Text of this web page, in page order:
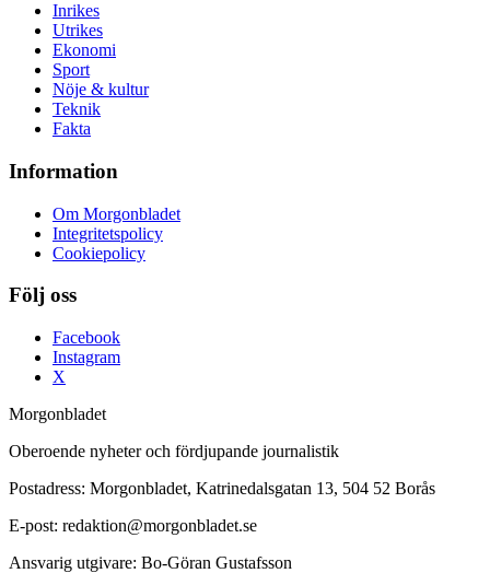
Inrikes
Utrikes
Ekonomi
Sport
Nöje & kultur
Teknik
Fakta
Information
Om Morgonbladet
Integritetspolicy
Cookiepolicy
Följ oss
Facebook
Instagram
X
Morgonbladet
Oberoende nyheter och fördjupande journalistik
Postadress: Morgonbladet, Katrinedalsgatan 13, 504 52 Borås
E-post: redaktion@morgonbladet.se
Ansvarig utgivare: Bo-Göran Gustafsson